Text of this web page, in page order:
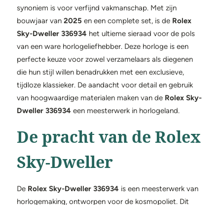
synoniem is voor verfijnd vakmanschap. Met zijn
bouwjaar van 2025 en een complete set, is de Rolex
Sky-Dweller 336934 het ultieme sieraad voor de pols
van een ware horlogeliefhebber. Deze horloge is een
perfecte keuze voor zowel verzamelaars als diegenen
die hun stijl willen benadrukken met een exclusieve,
tijdloze klassieker. De aandacht voor detail en gebruik
van hoogwaardige materialen maken van de Rolex Sky-
Dweller 336934 een meesterwerk in horlogeland.
De pracht van de Rolex
Sky-Dweller
De Rolex Sky-Dweller 336934 is een meesterwerk van
horlogemaking, ontworpen voor de kosmopoliet. Dit